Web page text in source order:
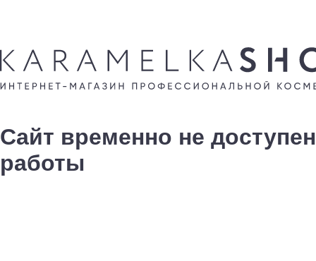
Сайт временно не
работы